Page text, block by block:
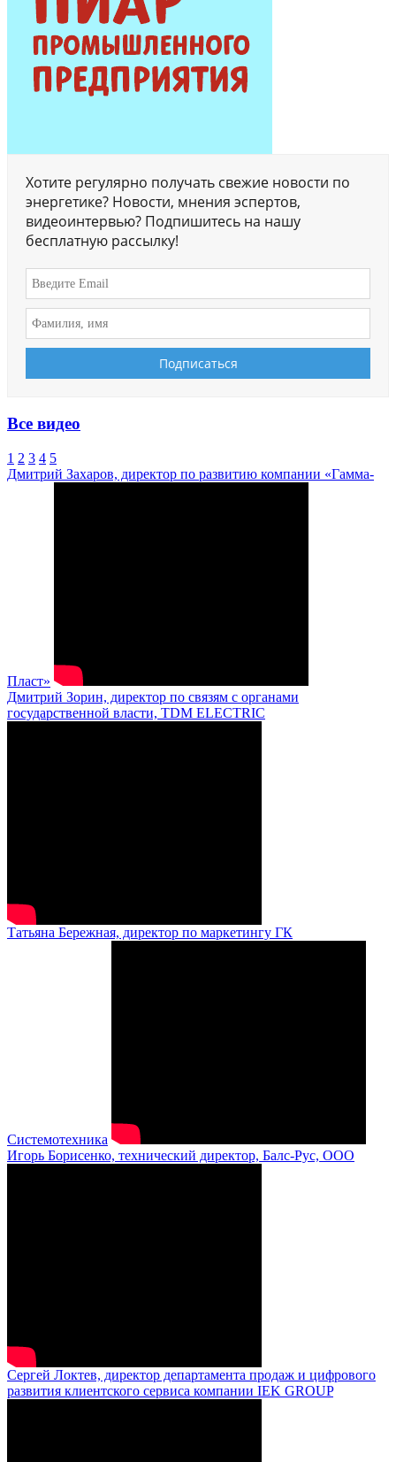
Хотите регулярно получать свежие новости по
энергетике? Новости, мнения эспертов,
видеоинтервью? Подпишитесь на нашу
бесплатную рассылку!
Все видео
1 2 3 4 5
Дмитрий Захаров, директор по развитию компании «Гамма-
Пласт»
Дмитрий Зорин, директор по связям с органами
государственной власти, TDM ELECTRIC
Татьяна Бережная, директор по маркетингу ГК
Системотехника
Игорь Борисенко, технический директор, Балс-Рус, ООО
Сергей Локтев, директор департамента продаж и цифрового
развития клиентского сервиса компании IEK GROUP